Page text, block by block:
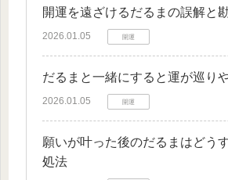
開運を遠ざけるだるまの誤解と
2026.01.05 開運
だるまと一緒にすると運が巡り
2026.01.05 開運
願いが叶った後のだるまはどう
処法